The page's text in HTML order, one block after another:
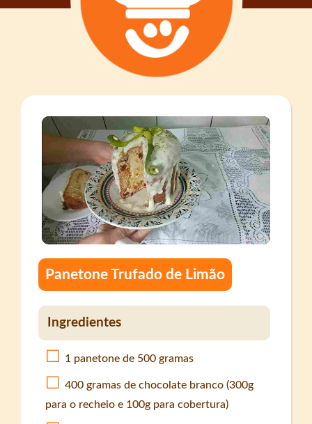
Panetone Trufado de Limão
Ingredientes
1 panetone de 500 gramas
400 gramas de chocolate branco (300g
para o recheio e 100g para cobertura)